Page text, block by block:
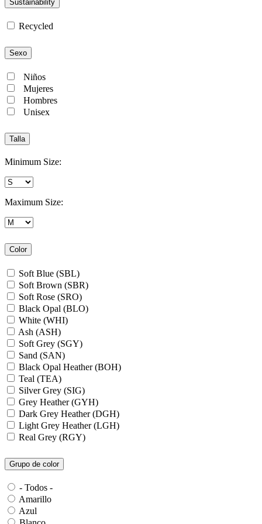
Sustainability
Recycled
Sexo
Niños
Mujeres
Hombres
Unisex
Talla
Minimum Size:
Maximum Size:
Color
Soft Blue (SBL)
Soft Brown (SBR)
Soft Rose (SRO)
Black Opal (BLO)
White (WHI)
Ash (ASH)
Soft Grey (SGY)
Sand (SAN)
Black Opal Heather (BOH)
Teal (TEA)
Silver Grey (SIG)
Grey Heather (GYH)
Dark Grey Heather (DGH)
Light Grey Heather (LGH)
Real Grey (RGY)
Granite Grey (GRG)
Grey Steel (GRS)
Dark Grey Melange (DGM)
Blue Midnight Heather (BMH)
Scarlet Red Heather (SRH)
Gold (GLD)
Grupo de color
- Todos -
Amarillo
Azul